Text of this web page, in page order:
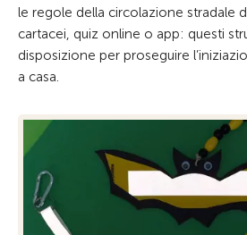
le regole della circolazione stradale
cartacei, quiz online o app: questi
disposizione per proseguire
a casa.